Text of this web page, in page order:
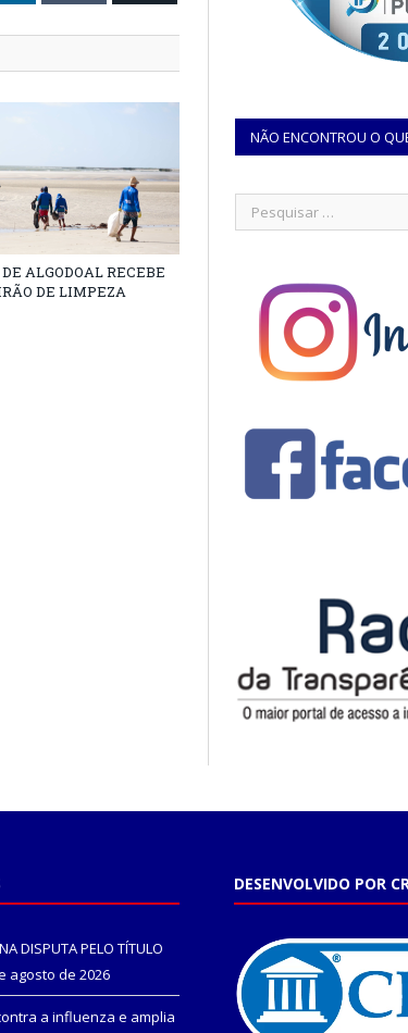
ALGODOAL RECEBE
DE LIMPEZA
NÃO ENCONTROU O
DISPUTA PELO TÍTULO
agosto de 2026
a influenza e amplia
DESENVOLVIDO POR